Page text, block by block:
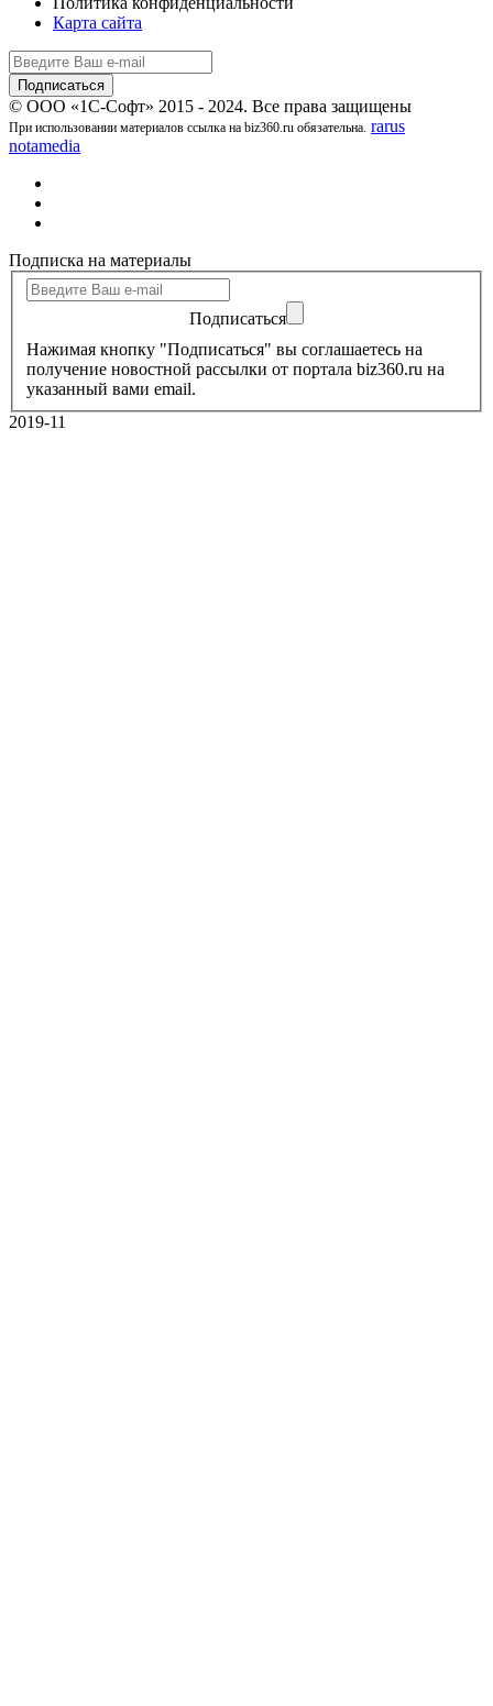
Карта сайта
© ООО «1С-Софт» 2015 - 2024. Все права защищены
При использовании материалов ссылка на biz360.ru обязательна. rarus
notamedia
Подписка на материалы
Подписаться
Нажимая кнопку "Подписаться" вы соглашаетесь на
получение новостной рассылки от портала biz360.ru на
указанный вами email.
2019-11